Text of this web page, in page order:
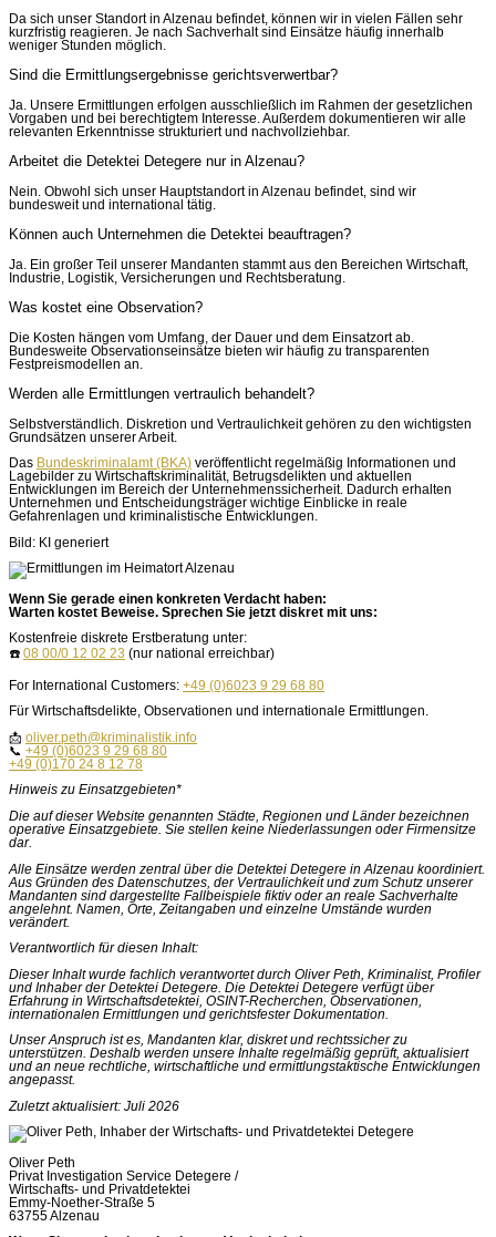
Da sich unser Standort in Alzenau befindet, können wir in vielen Fällen sehr
kurzfristig reagieren. Je nach Sachverhalt sind Einsätze häufig innerhalb
weniger Stunden möglich.
Sind die Ermittlungsergebnisse gerichtsverwertbar?
Ja. Unsere Ermittlungen erfolgen ausschließlich im Rahmen der gesetzlichen
Vorgaben und bei berechtigtem Interesse. Außerdem dokumentieren wir alle
relevanten Erkenntnisse strukturiert und nachvollziehbar.
Arbeitet die Detektei Detegere nur in Alzenau?
Nein. Obwohl sich unser Hauptstandort in Alzenau befindet, sind wir
bundesweit und international tätig.
Können auch Unternehmen die Detektei beauftragen?
Ja. Ein großer Teil unserer Mandanten stammt aus den Bereichen Wirtschaft,
Industrie, Logistik, Versicherungen und Rechtsberatung.
Was kostet eine Observation?
Die Kosten hängen vom Umfang, der Dauer und dem Einsatzort ab.
Bundesweite Observationseinsätze bieten wir häufig zu transparenten
Festpreismodellen an.
Werden alle Ermittlungen vertraulich behandelt?
Selbstverständlich. Diskretion und Vertraulichkeit gehören zu den wichtigsten
Grundsätzen unserer Arbeit.
Das Bundeskriminalamt (BKA) veröffentlicht regelmäßig Informationen und
Lagebilder zu Wirtschaftskriminalität, Betrugsdelikten und aktuellen
Entwicklungen im Bereich der Unternehmenssicherheit. Dadurch erhalten
Unternehmen und Entscheidungsträger wichtige Einblicke in reale
Gefahrenlagen und kriminalistische Entwicklungen.
Bild: KI generiert
Wenn Sie gerade einen konkreten Verdacht haben:
Warten kostet Beweise. Sprechen Sie jetzt diskret mit uns:
Kostenfreie diskrete Erstberatung unter:
☎️ 08 00/0 12 02 23 (nur national erreichbar)
For International Customers: +49 (0)6023 9 29 68 80
Für Wirtschaftsdelikte, Observationen und internationale Ermittlungen.
📩 oliver.peth@kriminalistik.info
📞 +49 (0)6023 9 29 68 80
+49 (0)170 24 8 12 78
Hinweis zu Einsatzgebieten*
Die auf dieser Website genannten Städte, Regionen und Länder bezeichnen
operative Einsatzgebiete. Sie stellen keine Niederlassungen oder Firmensitze
dar.
Alle Einsätze werden zentral über die Detektei Detegere in Alzenau koordiniert.
Aus Gründen des Datenschutzes, der Vertraulichkeit und zum Schutz unserer
Mandanten sind dargestellte Fallbeispiele fiktiv oder an reale Sachverhalte
angelehnt. Namen, Orte, Zeitangaben und einzelne Umstände wurden
verändert.
Verantwortlich für diesen Inhalt:
Dieser Inhalt wurde fachlich verantwortet durch Oliver Peth, Kriminalist, Profiler
und Inhaber der Detektei Detegere. Die Detektei Detegere verfügt über
Erfahrung in Wirtschaftsdetektei, OSINT-Recherchen, Observationen,
internationalen Ermittlungen und gerichtsfester Dokumentation.
Unser Anspruch ist es, Mandanten klar, diskret und rechtssicher zu
unterstützen. Deshalb werden unsere Inhalte regelmäßig geprüft, aktualisiert
und an neue rechtliche, wirtschaftliche und ermittlungstaktische Entwicklungen
angepasst.
Zuletzt aktualisiert: Juli 2026
Oliver Peth
Privat Investigation Service Detegere /
Wirtschafts- und Privatdetektei
Emmy-Noether-Straße 5
63755 Alzenau